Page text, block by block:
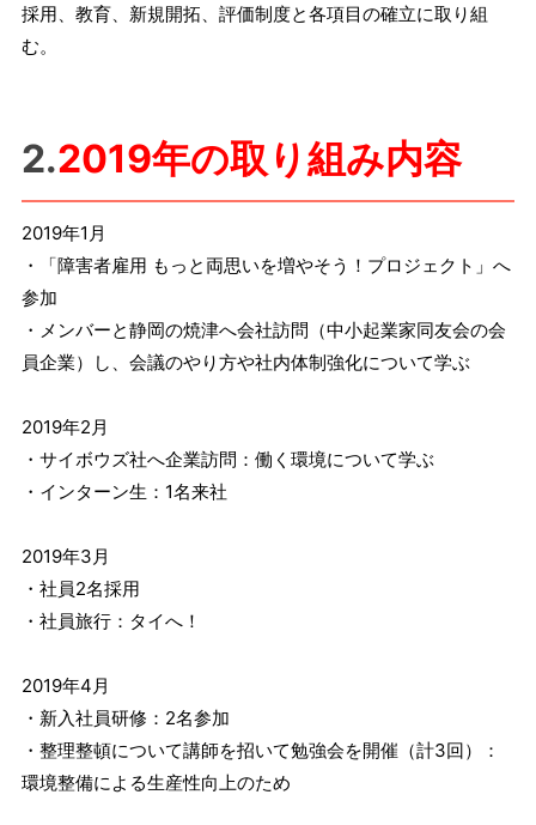
採用、教育、新規開拓、評価制度と各項目の確立に取り組
む。
2.2019年の取り組み内容
2019年1月
・「障害者雇用 もっと両思いを増やそう！プロジェクト」へ
参加
・メンバーと静岡の焼津へ会社訪問（中小起業家同友会の会
員企業）し、会議のやり方や社内体制強化について学ぶ
2019年2月
・サイボウズ社へ企業訪問：働く環境について学ぶ
・インターン生：1名来社
2019年3月
・社員2名採用
・社員旅行：タイへ！
2019年4月
・新入社員研修：2名参加
・整理整頓について講師を招いて勉強会を開催（計3回）：
環境整備による生産性向上のため